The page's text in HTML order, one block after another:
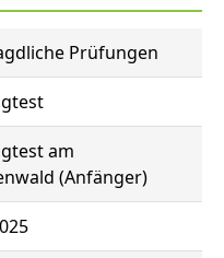
Prüfungen
am
(Anfänger)